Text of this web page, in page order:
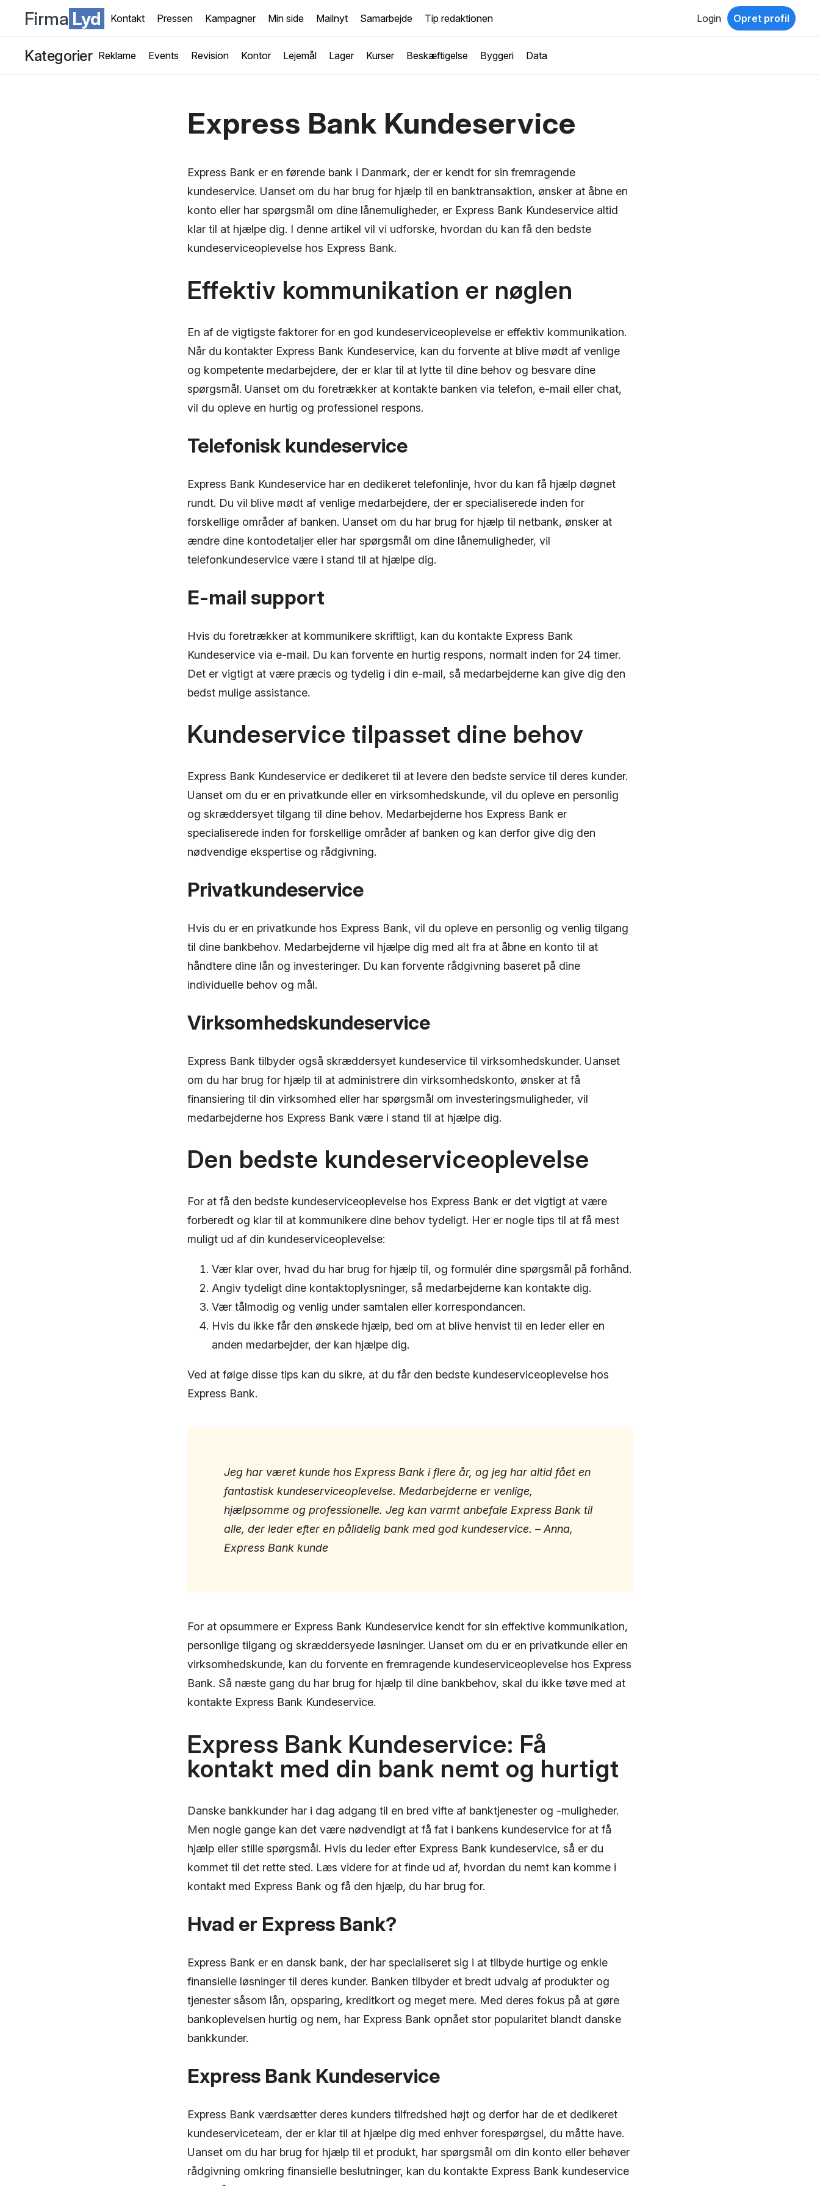
Firma Lyd Kontakt Pressen Kampagner Min side Mailnyt Samarbejde Tip redaktionen Login Opret profil
Kategorier Reklame Events Revision Kontor Lejemål Lager Kurser Beskæftigelse Byggeri Data
Express Bank Kundeservice
Express Bank er en førende bank i Danmark, der er kendt for sin fremragende
kundeservice. Uanset om du har brug for hjælp til en banktransaktion, ønsker at åbne en
konto eller har spørgsmål om dine lånemuligheder, er Express Bank Kundeservice altid
klar til at hjælpe dig. I denne artikel vil vi udforske, hvordan du kan få den bedste
kundeserviceoplevelse hos Express Bank.
Effektiv kommunikation er nøglen
En af de vigtigste faktorer for en god kundeserviceoplevelse er effektiv kommunikation.
Når du kontakter Express Bank Kundeservice, kan du forvente at blive mødt af venlige
og kompetente medarbejdere, der er klar til at lytte til dine behov og besvare dine
spørgsmål. Uanset om du foretrækker at kontakte banken via telefon, e-mail eller chat,
vil du opleve en hurtig og professionel respons.
Telefonisk kundeservice
Express Bank Kundeservice har en dedikeret telefonlinje, hvor du kan få hjælp døgnet
rundt. Du vil blive mødt af venlige medarbejdere, der er specialiserede inden for
forskellige områder af banken. Uanset om du har brug for hjælp til netbank, ønsker at
ændre dine kontodetaljer eller har spørgsmål om dine lånemuligheder, vil
telefonkundeservice være i stand til at hjælpe dig.
E-mail support
Hvis du foretrækker at kommunikere skriftligt, kan du kontakte Express Bank
Kundeservice via e-mail. Du kan forvente en hurtig respons, normalt inden for 24 timer.
Det er vigtigt at være præcis og tydelig i din e-mail, så medarbejderne kan give dig den
bedst mulige assistance.
Kundeservice tilpasset dine behov
Express Bank Kundeservice er dedikeret til at levere den bedste service til deres kunder.
Uanset om du er en privatkunde eller en virksomhedskunde, vil du opleve en personlig
og skræddersyet tilgang til dine behov. Medarbejderne hos Express Bank er
specialiserede inden for forskellige områder af banken og kan derfor give dig den
nødvendige ekspertise og rådgivning.
Privatkundeservice
Hvis du er en privatkunde hos Express Bank, vil du opleve en personlig og venlig tilgang
til dine bankbehov. Medarbejderne vil hjælpe dig med alt fra at åbne en konto til at
håndtere dine lån og investeringer. Du kan forvente rådgivning baseret på dine
individuelle behov og mål.
Virksomhedskundeservice
Express Bank tilbyder også skræddersyet kundeservice til virksomhedskunder. Uanset
om du har brug for hjælp til at administrere din virksomhedskonto, ønsker at få
finansiering til din virksomhed eller har spørgsmål om investeringsmuligheder, vil
medarbejderne hos Express Bank være i stand til at hjælpe dig.
Den bedste kundeserviceoplevelse
For at få den bedste kundeserviceoplevelse hos Express Bank er det vigtigt at være
forberedt og klar til at kommunikere dine behov tydeligt. Her er nogle tips til at få mest
muligt ud af din kundeserviceoplevelse:
Vær klar over, hvad du har brug for hjælp til, og formulér dine spørgsmål på forhånd.
Angiv tydeligt dine kontaktoplysninger, så medarbejderne kan kontakte dig.
Vær tålmodig og venlig under samtalen eller korrespondancen.
Hvis du ikke får den ønskede hjælp, bed om at blive henvist til en leder eller en
anden medarbejder, der kan hjælpe dig.
Ved at følge disse tips kan du sikre, at du får den bedste kundeserviceoplevelse hos
Express Bank.
Jeg har været kunde hos Express Bank i flere år, og jeg har altid fået en
fantastisk kundeserviceoplevelse. Medarbejderne er venlige,
hjælpsomme og professionelle. Jeg kan varmt anbefale Express Bank til
alle, der leder efter en pålidelig bank med god kundeservice. – Anna,
Express Bank kunde
For at opsummere er Express Bank Kundeservice kendt for sin effektive kommunikation,
personlige tilgang og skræddersyede løsninger. Uanset om du er en privatkunde eller en
virksomhedskunde, kan du forvente en fremragende kundeserviceoplevelse hos Express
Bank. Så næste gang du har brug for hjælp til dine bankbehov, skal du ikke tøve med at
kontakte Express Bank Kundeservice.
Express Bank Kundeservice: Få
kontakt med din bank nemt og hurtigt
Danske bankkunder har i dag adgang til en bred vifte af banktjenester og -muligheder.
Men nogle gange kan det være nødvendigt at få fat i bankens kundeservice for at få
hjælp eller stille spørgsmål. Hvis du leder efter Express Bank kundeservice, så er du
kommet til det rette sted. Læs videre for at finde ud af, hvordan du nemt kan komme i
kontakt med Express Bank og få den hjælp, du har brug for.
Hvad er Express Bank?
Express Bank er en dansk bank, der har specialiseret sig i at tilbyde hurtige og enkle
finansielle løsninger til deres kunder. Banken tilbyder et bredt udvalg af produkter og
tjenester såsom lån, opsparing, kreditkort og meget mere. Med deres fokus på at gøre
bankoplevelsen hurtig og nem, har Express Bank opnået stor popularitet blandt danske
bankkunder.
Express Bank Kundeservice
Express Bank værdsætter deres kunders tilfredshed højt og derfor har de et dedikeret
kundeserviceteam, der er klar til at hjælpe dig med enhver forespørgsel, du måtte have.
Uanset om du har brug for hjælp til et produkt, har spørgsmål om din konto eller behøver
rådgivning omkring finansielle beslutninger, kan du kontakte Express Bank kundeservice